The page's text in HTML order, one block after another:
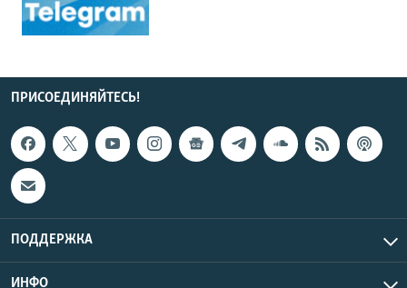
ПРИСОЕДИНЯЙТЕСЬ!
ПОДДЕРЖКА
ИНФО